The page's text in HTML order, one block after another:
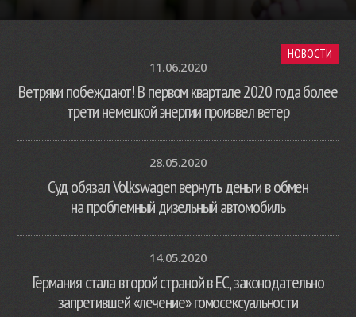
НОВОСТИ
11.06.2020
Ветряки побеждают! В первом квартале 2020 года более
трети немецкой энергии произвел ветер
28.05.2020
Суд обязал Volkswagen вернуть деньги в обмен
на проблемный дизельный автомобиль
14.05.2020
Германия стала второй страной в ЕС, законодательно
запретившей «лечение» гомосексуальности